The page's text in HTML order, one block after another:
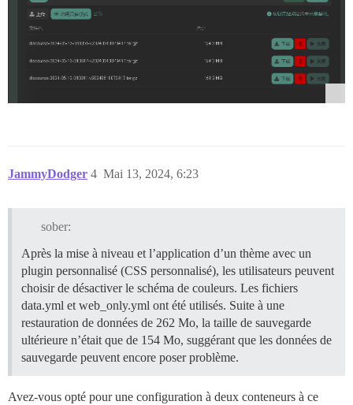
JammyDodger Mai 13, 2024, 6:23
4
sober:
Après la mise à niveau et l’application d’un thème avec un
plugin personnalisé (CSS personnalisé), les utilisateurs peuvent
choisir de désactiver le schéma de couleurs. Les fichiers
data.yml et web_only.yml ont été utilisés. Suite à une
restauration de données de 262 Mo, la taille de sauvegarde
ultérieure n’était que de 154 Mo, suggérant que les données de
sauvegarde peuvent encore poser problème.
Avez-vous opté pour une configuration à deux conteneurs à ce